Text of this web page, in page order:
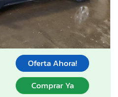
Oferta Ahora!
Comprar Ya